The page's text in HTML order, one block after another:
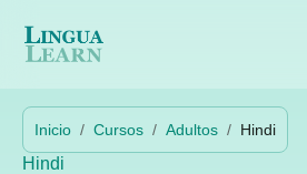
Inicio Cursos Adultos Hindi
Hindi